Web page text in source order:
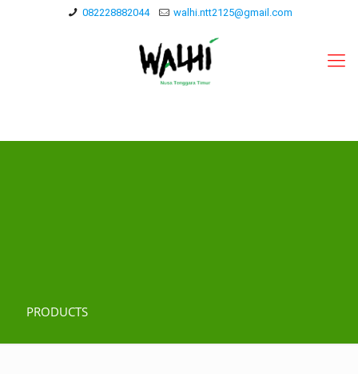
082228882044 walhi.ntt2125@gmail.com
PRODUCTS